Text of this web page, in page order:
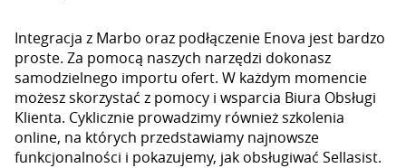
Integracja z Marbo oraz podłączenie Enova jest bardzo
proste. Za pomocą naszych narzędzi dokonasz
samodzielnego importu ofert. W każdym momencie
możesz skorzystać z pomocy i wsparcia Biura Obsługi
Klienta. Cyklicznie prowadzimy również szkolenia
online, na których przedstawiamy najnowsze
funkcjonalności i pokazujemy, jak obsługiwać Sellasist.